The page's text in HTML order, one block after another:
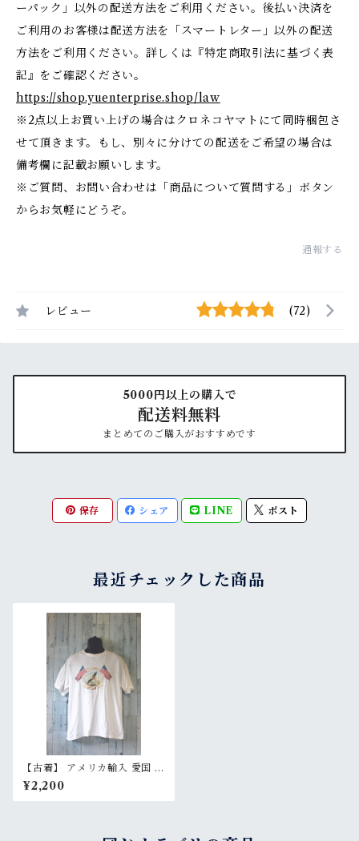
ーパック」以外の配送方法をご利用ください。後払い決済を
ご利用のお客様は配送方法を「スマートレター」以外の配送
方法をご利用ください。詳しくは『特定商取引法に基づく表
記』をご確認ください。
https://shop.yuenterprise.shop/law
※2点以上お買い上げの場合はクロネコヤマトにて同時梱包さ
せて頂きます。もし、別々に分けての配送をご希望の場合は
備考欄に記載お願いします。
※ご質問、お問い合わせは「商品について質問する」ボタン
からお気軽にどうぞ。
通報する
レビュー (72)
5000円以上の購入で
配送料無料
まとめてのご購入がおすすめです
保存 シェア LINE ポスト
最近チェックした商品
【古着】 アメリカ輸入 愛国 星
条旗 水彩画 プリント Tシャツ
Proud American メンズ L
ホワイト RankC
¥2,200